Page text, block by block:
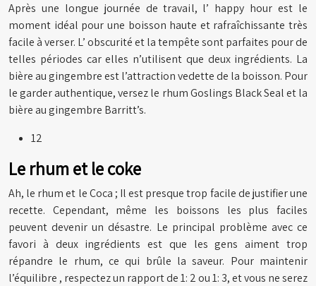
Après une longue journée de travail, l’ happy hour est le
moment idéal pour une boisson haute et rafraîchissante très
facile à verser. L’ obscurité et la tempête sont parfaites pour de
telles périodes car elles n’utilisent que deux ingrédients. La
bière au gingembre est l’attraction vedette de la boisson. Pour
le garder authentique, versez le rhum Goslings Black Seal et la
bière au gingembre Barritt’s.
12
Le rhum et le coke
Ah, le rhum et le Coca ; Il est presque trop facile de justifier une
recette. Cependant, même les boissons les plus faciles
peuvent devenir un désastre. Le principal problème avec ce
favori à deux ingrédients est que les gens aiment trop
répandre le rhum, ce qui brûle la saveur. Pour maintenir
l’équilibre , respectez un rapport de 1: 2 ou 1: 3, et vous ne serez